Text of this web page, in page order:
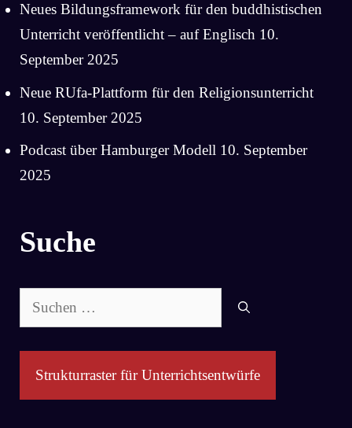
Neues Bildungsframework für den buddhistischen
Unterricht veröffentlicht – auf Englisch 10.
September 2025
Neue RUfa-Plattform für den Religionsunterricht
10. September 2025
Podcast über Hamburger Modell 10. September
2025
Suche
Suchen
nach:
Strukturraster für Unterrichtsentwürfe